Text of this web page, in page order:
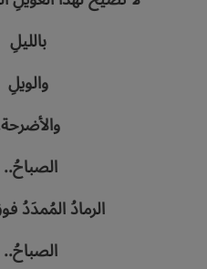
بالليلِ
والويلِ
والأضرحة‭.‬
الصباحُ‭.. ‬‮‬
الرمادُ‭ ‬المُمدَدُ‭ ‬فوق‭ ‬البلادْ
الصباحُ‭.. ‮‬